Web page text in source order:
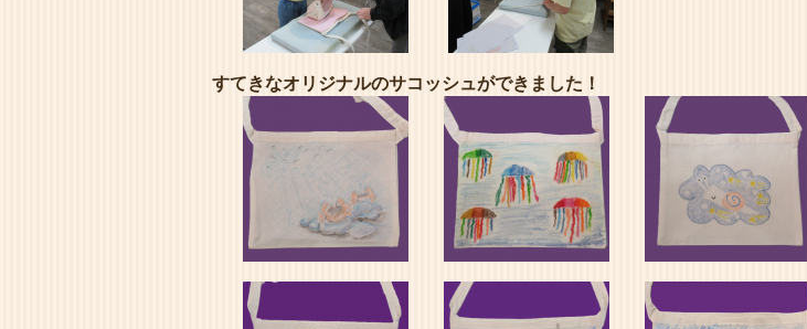
すてきなオリジナルのサコッシュができました！